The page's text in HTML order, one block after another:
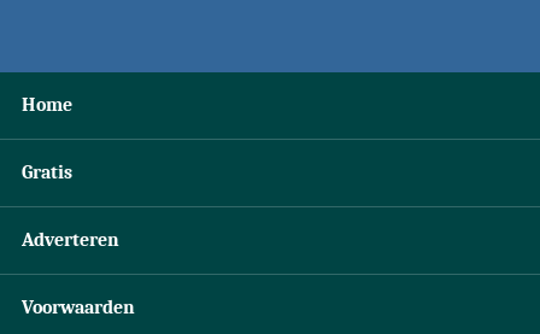
Home
Gratis
Adverteren
Voorwaarden